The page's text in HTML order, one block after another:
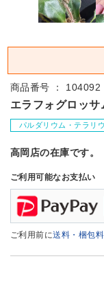
商品番号 ： 104092
エラフォグロッ
パルダリウム・テラリ
高岡店の在庫です。
ご利用可能なお支払い
ご利用前に送料・梱包